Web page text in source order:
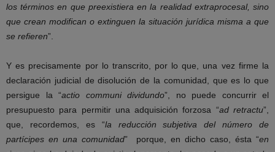
los términos en que preexistiera en la realidad extraprocesal, sino
que crean modifican o extinguen la situación jurídica misma a que
se refieren”.
Y es precisamente por lo transcrito, por lo que, una vez firme la
declaración judicial de disolución de la comunidad, que es lo que
persigue la “actio communi dividundo”, no puede concurrir el
presupuesto para permitir una adquisición forzosa “ad retractu”,
que, recordemos, es “la reducción subjetiva del número de
partícipes en una comunidad” porque, en dicho caso, ésta “en